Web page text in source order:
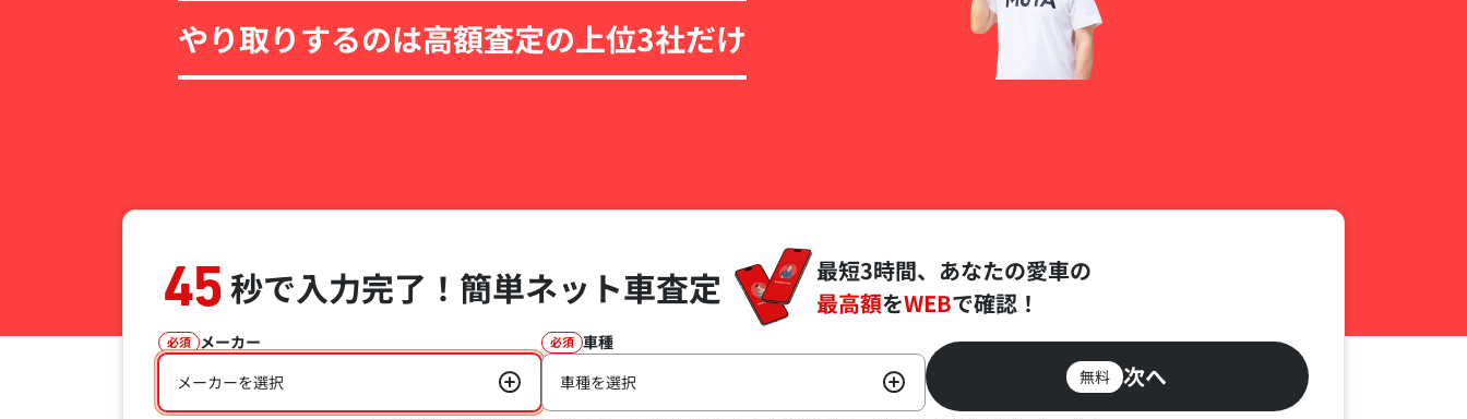
やり取りするのは高額査定の上位3社だけ
45秒で入力完了！ 簡単ネット車査定
最短3時間、あなたの愛車の
最高額をWEBで確認！
必須 メーカー
メーカーを選択
必須 車種
車種を選択
無料 次へ